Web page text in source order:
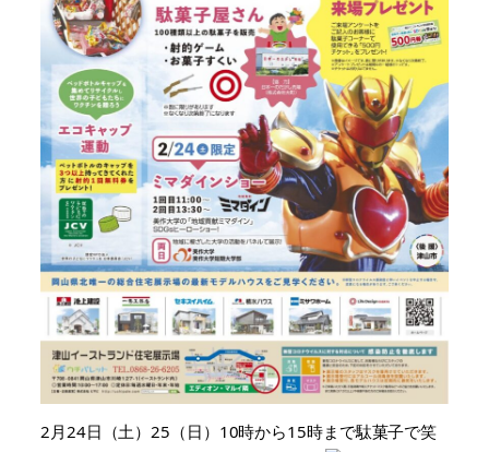
2月24日（土）25（日）10時から15時まで駄菓子で笑